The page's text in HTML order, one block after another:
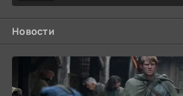
Новости